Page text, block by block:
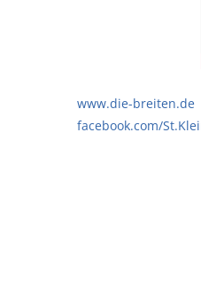
www.die-breiten.de
facebook.com/